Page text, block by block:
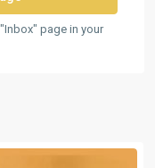
page in your